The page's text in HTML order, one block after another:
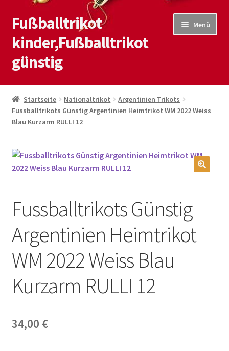
Zur
Navigation
springen
Zum
Inhalt
springen
Fußballtrikot
kinder,Fußballtrikot
günstig
Menü
Start
Blog
Kontaktiere uns
Shop
Startseite – English
Startseite Nationaltrikot
Argentinien Trikots
Fussballtrikots Günstig Argentinien Heimtrikot WM 2022 Weiss
Blau Kurzarm RULLI 12
Fussballtrikots Günstig
Argentinien Heimtrikot
WM 2022 Weiss Blau
Kurzarm RULLI 12
34,00 €